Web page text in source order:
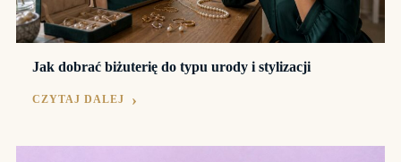
Jak dobrać biżuterię do typu urody i stylizacji
CZYTAJ DALEJ